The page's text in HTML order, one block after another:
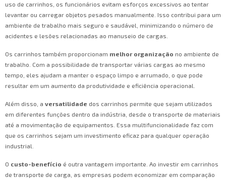
uso de carrinhos, os funcionários evitam esforços excessivos ao tentar
levantar ou carregar objetos pesados manualmente. Isso contribui para um
ambiente de trabalho mais seguro e saudável, minimizando o número de
acidentes e lesões relacionadas ao manuseio de cargas.
Os carrinhos também proporcionam melhor organização no ambiente de
trabalho. Com a possibilidade de transportar várias cargas ao mesmo
tempo, eles ajudam a manter o espaço limpo e arrumado, o que pode
resultar em um aumento da produtividade e eficiência operacional.
Além disso, a versatilidade dos carrinhos permite que sejam utilizados
em diferentes funções dentro da indústria, desde o transporte de materiais
até a movimentação de equipamentos. Essa multifuncionalidade faz com
que os carrinhos sejam um investimento eficaz para qualquer operação
industrial.
O custo-benefício é outra vantagem importante. Ao investir em carrinhos
de transporte de carga, as empresas podem economizar em comparação